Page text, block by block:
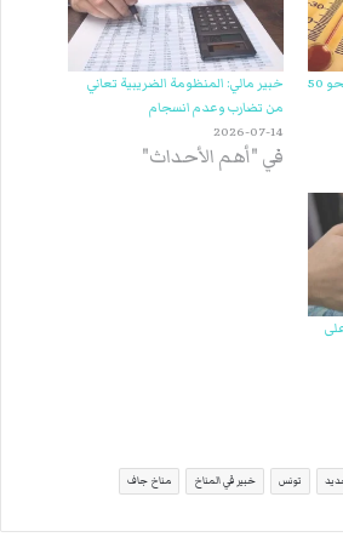
موجة الحرارة في تونس تصل إلى نحو 50
خبير مالي: المنظومة الضريبية تعاني
من تضارب وعدم انسجام
2026-07-14
في "أهم الأحداث"
تونس خبير في المناخ مناخ جاف